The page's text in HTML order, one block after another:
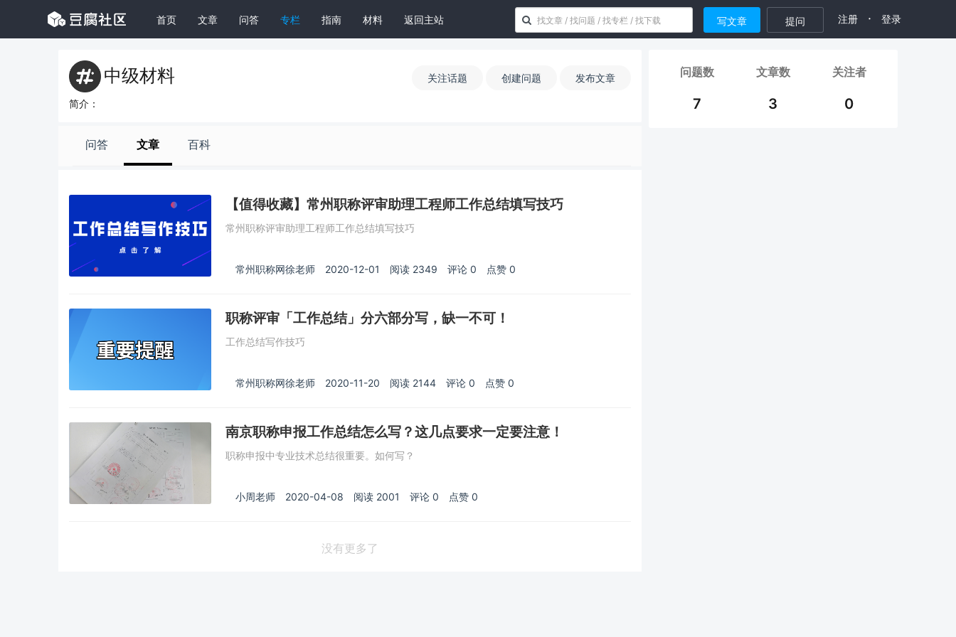
首页 文章 问答 专栏 指南 材料 返回主站 写文章 提问 注册 · 登录
中级材料 关注话题 创建问题 发布文章
简介：
问答 文章 百科
【值得收藏】常州职称评审助理工程师工作总结填写技巧
常州职称评审助理工程师工作总结填写技巧
常州职称网徐老师 2020-12-01 阅读 2349 评论 0 点赞 0
职称评审「工作总结」分六部分写，缺一不可！
工作总结写作技巧
常州职称网徐老师 2020-11-20 阅读 2144 评论 0 点赞 0
南京职称申报工作总结怎么写？这几点要求一定要注意！
职称申报中专业技术总结很重要。如何写？
小周老师 2020-04-08 阅读 2001 评论 0 点赞 0
没有更多了
问题数
7
文章数
3
关注者
0